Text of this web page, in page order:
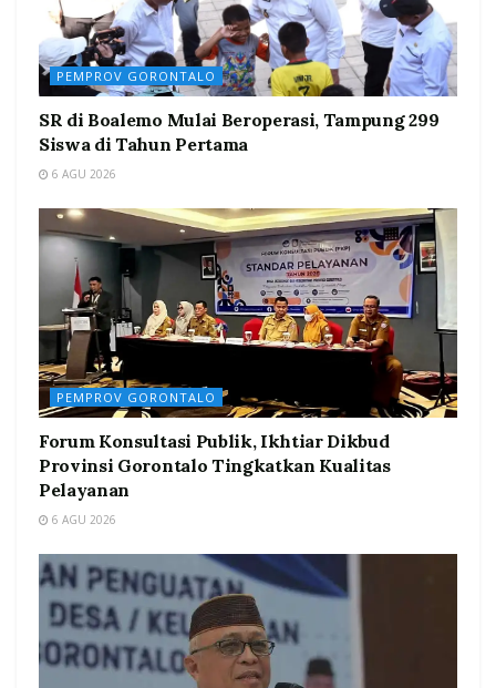
PEMPROV GORONTALO
SR di Boalemo Mulai Beroperasi, Tampung 299
Siswa di Tahun Pertama
6 AGU 2026
PEMPROV GORONTALO
Forum Konsultasi Publik, Ikhtiar Dikbud
Provinsi Gorontalo Tingkatkan Kualitas
Pelayanan
6 AGU 2026